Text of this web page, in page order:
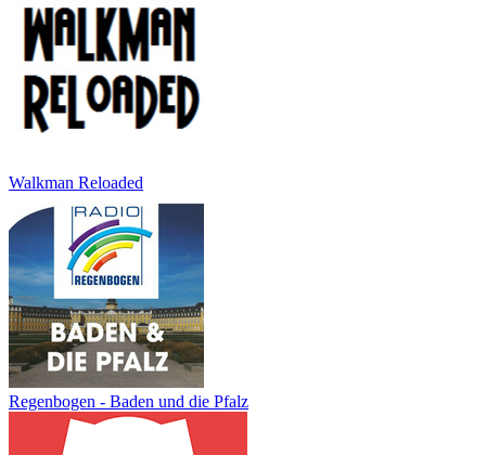
Walkman Reloaded
Regenbogen - Baden und die Pfalz